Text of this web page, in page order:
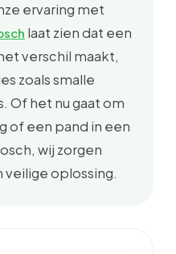
ervaring met
laat zien dat een
verschil maakt,
zoals smalle
Of het nu gaat om
of een pand in een
wij zorgen
veilige oplossing.